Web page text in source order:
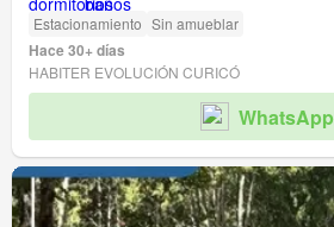
Estacionamiento Sin amueblar
Hace 30+ días
HABITER EVOLUCIÓN CURICÓ
WhatsApp